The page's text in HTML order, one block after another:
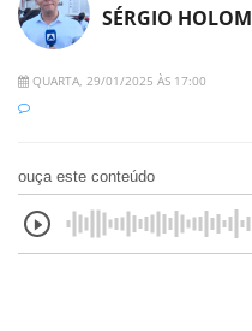
SÉRGIO HOLOM
QUARTA, 29/01/2025 ÀS 17:00
ouça este conteúdo